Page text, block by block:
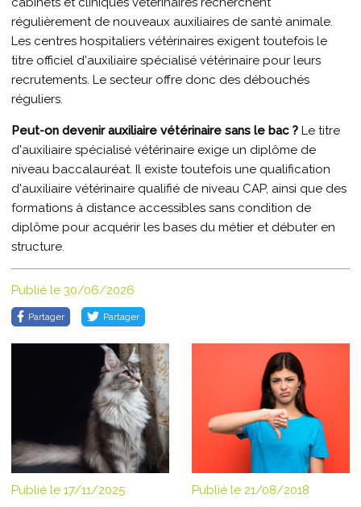
régulièrement de nouveaux auxiliaires de santé animale.
Les centres hospitaliers vétérinaires exigent toutefois le
titre officiel d'auxiliaire spécialisé vétérinaire pour leurs
recrutements. Le secteur offre donc des débouchés
réguliers.
Peut-on devenir auxiliaire vétérinaire sans le bac ? Le titre
d'auxiliaire spécialisé vétérinaire exige un diplôme de
niveau baccalauréat. Il existe toutefois une qualification
d'auxiliaire vétérinaire qualifié de niveau CAP, ainsi que des
formations à distance accessibles sans condition de
diplôme pour acquérir les bases du métier et débuter en
structure.
Publié le 30/06/2026
Partager Partager
Publié le 17/11/2025 Publié le 21/08/2018